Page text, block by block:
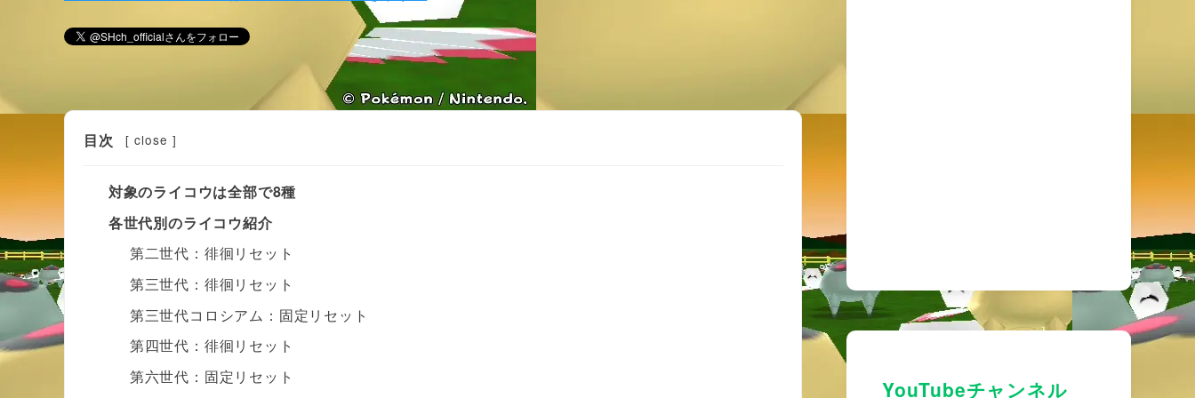
目次 [ close ]
対象のライコウは全部で8種
各世代別のライコウ紹介
第二世代：徘徊リセット
第三世代：徘徊リセット
第三世代コロシアム：固定リセット
第四世代：徘徊リセット
第六世代：固定リセット
YouTubeチャンネル